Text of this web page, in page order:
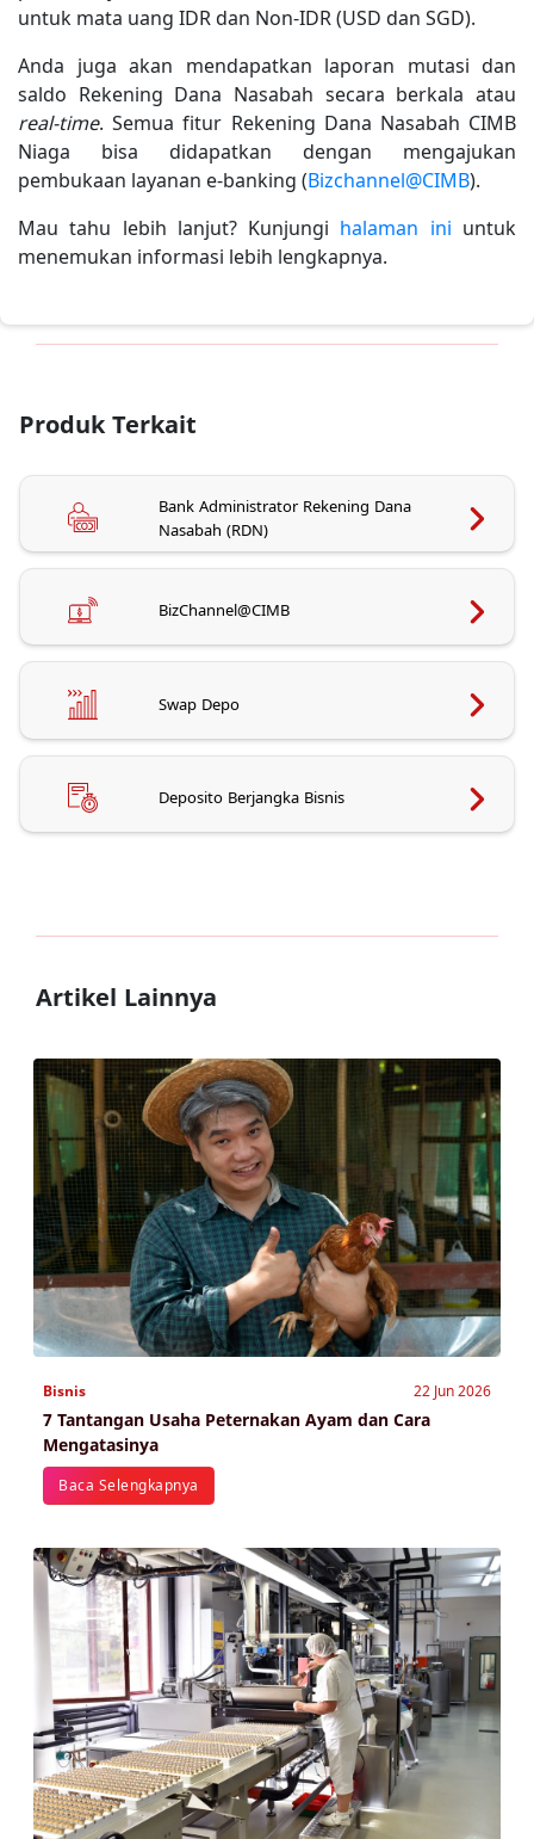
untuk mata uang IDR dan Non-IDR (USD dan SGD).
Anda juga akan mendapatkan laporan mutasi dan
saldo Rekening Dana Nasabah secara berkala atau
real-time. Semua fitur Rekening Dana Nasabah CIMB
Niaga bisa didapatkan dengan mengajukan
pembukaan layanan e-banking (Bizchannel@CIMB).
Mau tahu lebih lanjut? Kunjungi halaman ini untuk
menemukan informasi lebih lengkapnya.
Produk Terkait
Bank Administrator Rekening Dana
Nasabah (RDN)
BizChannel@CIMB
Swap Depo
Deposito Berjangka Bisnis
Artikel Lainnya
Bisnis 22 Jun 2026
7 Tantangan Usaha Peternakan Ayam dan Cara
Mengatasinya
Baca Selengkapnya